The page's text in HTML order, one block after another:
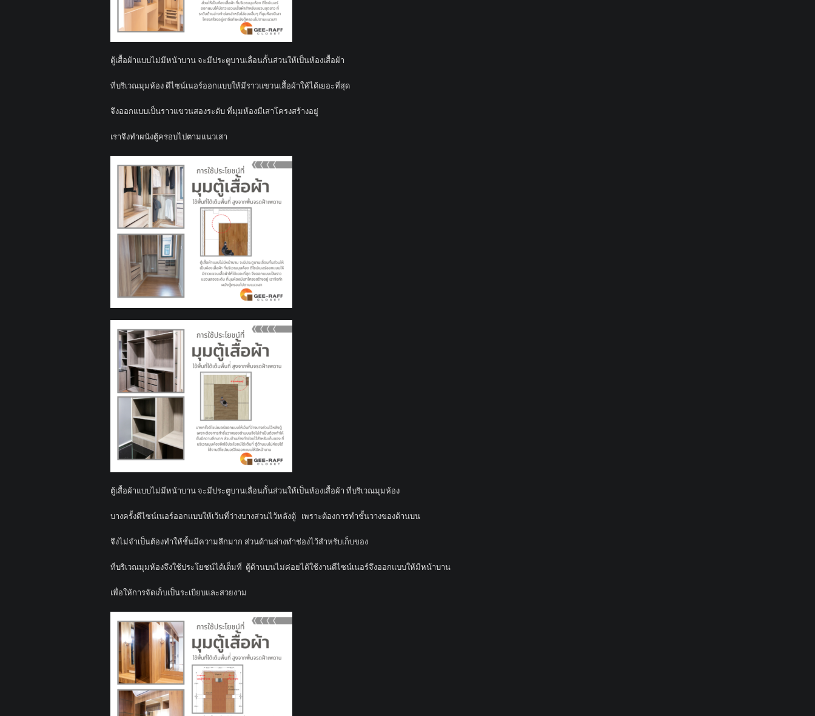
ตู้เสื้อผ้าแบบไม่มีหน้าบาน จะมีประตูบานเลื่อนกั้นส่วนให้เป็นห้องเสื้อผ้า
ที่บริเวณมุมห้อง ดีไซน์เนอร์ออกแบบให้มีราวแขวนเสื้อผ้าให้ได้เยอะที่สุด
จึงออกแบบเป็นราวแขวนสองระดับ ที่มุมห้องมีเสาโครงสร้างอยู่
เราจึงทำผนังตู้ครอบไปตามแนวเสา
ตู้เสื้อผ้าแบบไม่มีหน้าบาน จะมีประตูบานเลื่อนกั้นส่วนให้เป็นห้องเสื้อผ้า ที่บริเวณมุมห้อง
บางครั้งดีไซน์เนอร์ออกแบบให้เว้นที่ว่างบางส่วนไว้หลังตู้ เพราะต้องการทำชั้นวางของด้านบน
จึงไม่จำเป็นต้องทำให้ชั้นมีความลึกมาก ส่วนด้านล่างทำช่องไว้สำหรับเก็บของ
ที่บริเวณมุมห้องจึงใช้ประโยชน์ได้เต็มที่ ตู้ด้านบนไม่ค่อยได้ใช้งานดีไซน์เนอร์จึงออกแบบให้มีหน้าบาน
เพื่อให้การจัดเก็บเป็นระเบียบและสวยงาม